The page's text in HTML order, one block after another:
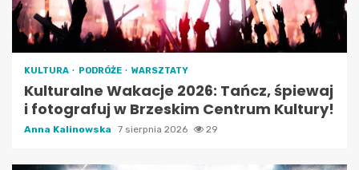
KULTURA PODRÓŻE WARSZTATY
Kulturalne Wakacje 2026: Tańcz, śpiewaj
i fotografuj w Brzeskim Centrum Kultury!
Anna Kalinowska 7 sierpnia 2026 29